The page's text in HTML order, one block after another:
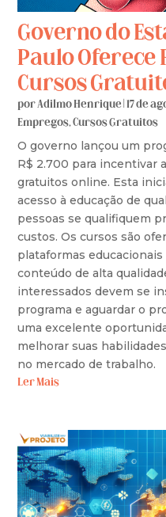
Governo do
Paulo Oferece
Cursos
porAdilmo Henrique 17 de
Empregos,Cursos Gratuitos
O governo lançou um
R$ 2.700 para incentivar
gratuitos online. Esta
acesso à educação de
pessoas se qualifiquem
custos. Os cursos são
plataformas
conteúdo de alta
interessados devem se
programa e aguardar o
uma excelente
melhorar suas
no mercado de trabalho.
Ler Mais